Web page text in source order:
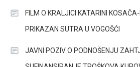
FILM O KRALJICI KATARINI
PRIKAZAN SUTRA U VOGOŠĆI
JAVNI POZIV O PODNOŠENJU